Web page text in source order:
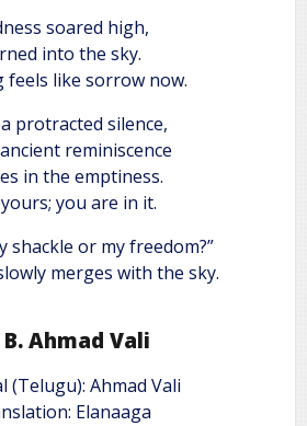
soared high,
into the sky.
feels like sorrow now.
protracted silence,
reminiscence
in the emptiness.
you are in it.
shackle or my freedom?”
merges with the sky.
B. Ahmad Vali
(Telugu): Ahmad Vali
Elanaaga